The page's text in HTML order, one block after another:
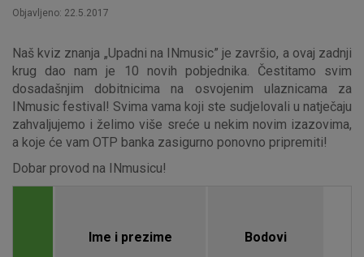
Objavljeno: 22.5.2017
Naš kviz znanja „Upadni na INmusic” je završio, a ovaj zadnji
krug dao nam je 10 novih pobjednika. Čestitamo svim
dosadašnjim dobitnicima na osvojenim ulaznicama za
INmusic festival! Svima vama koji ste sudjelovali u natječaju
zahvaljujemo i želimo više sreće u nekim novim izazovima,
a koje će vam OTP banka zasigurno ponovno pripremiti!
Dobar provod na INmusicu!
Ime i prezime Bodovi